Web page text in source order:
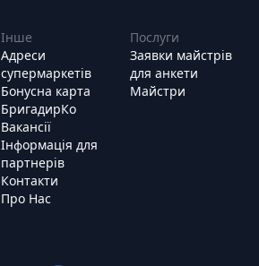
Інше
Адреси
супермаркетів
Бонусна карта
БригадирКо
Вакансії
Інформація для
партнерів
Контакти
Про Нас
Послуги
Заявки майстрів
для анкети
Майстри